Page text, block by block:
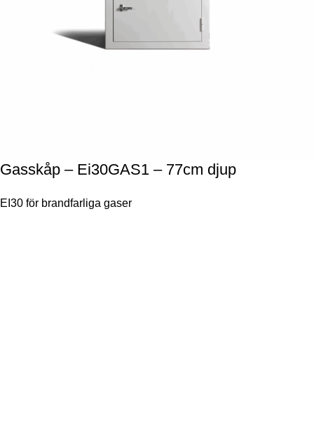
Gasskåp – Ei30GAS1 – 77cm djup
EI30 för brandfarliga gaser